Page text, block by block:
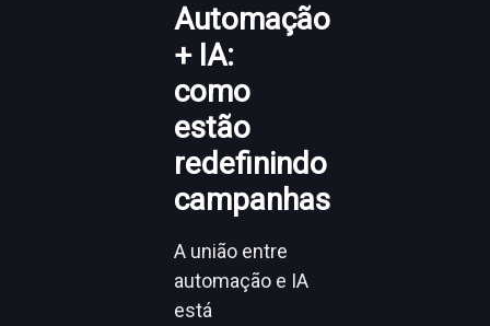
Automação
+ IA:
como
estão
redefinindo
campanhas
A união entre
automação e IA
está